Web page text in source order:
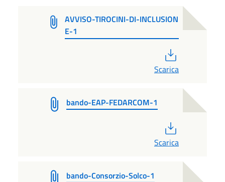
AVVISO-TIROCINI-DI-INCLUSION
E-1
Scarica
bando-EAP-FEDARCOM-1
Scarica
bando-Consorzio-Solco-1